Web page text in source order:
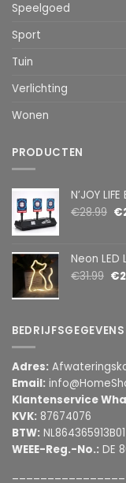
Speelgoed
Sport
Tuin
Verlichting
Wonen
PRODUCTEN
N’JOY LIFE
€28.99 €
Neon LED Lamp Kat –
€31.99 €
BEDRIJFSGEGEVENS
Adres:
Email:
Klantenservice
KVK: 87674076
BTW: NL864365913B01
WEEE-Reg.-No.: DE